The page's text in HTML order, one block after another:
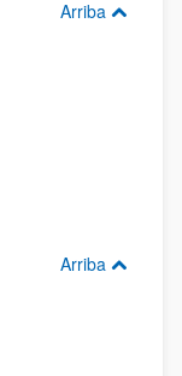
Arriba
Arriba